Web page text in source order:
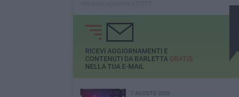
RICEVI AGGIORNAMENTI E
CONTENUTI DA BARLETTA GRATIS
NELLA TUA E-MAIL
7 AGOSTO 2026